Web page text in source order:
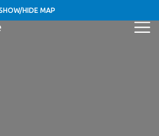
HIDE MAP